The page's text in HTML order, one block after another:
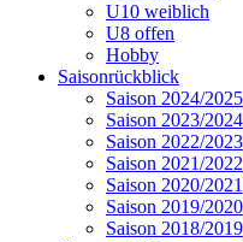
U10 weiblich
U8 offen
Hobby
Saisonrückblick
Saison 2024/2025
Saison 2023/2024
Saison 2022/2023
Saison 2021/2022
Saison 2020/2021
Saison 2019/2020
Saison 2018/2019